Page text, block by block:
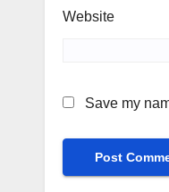
Website
Save my